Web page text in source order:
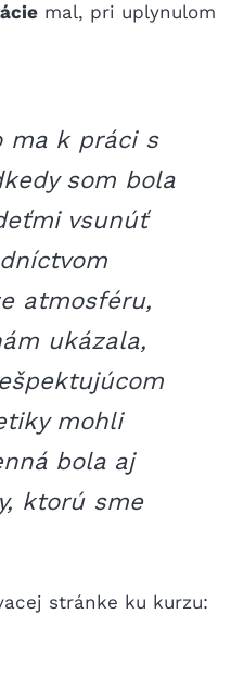
mal, pri uplynulom
ma k práci s
som bola
vsunúť
atmosféru,
ukázala,
mohli
bola aj
ktorú sme
stránke ku kurzu: